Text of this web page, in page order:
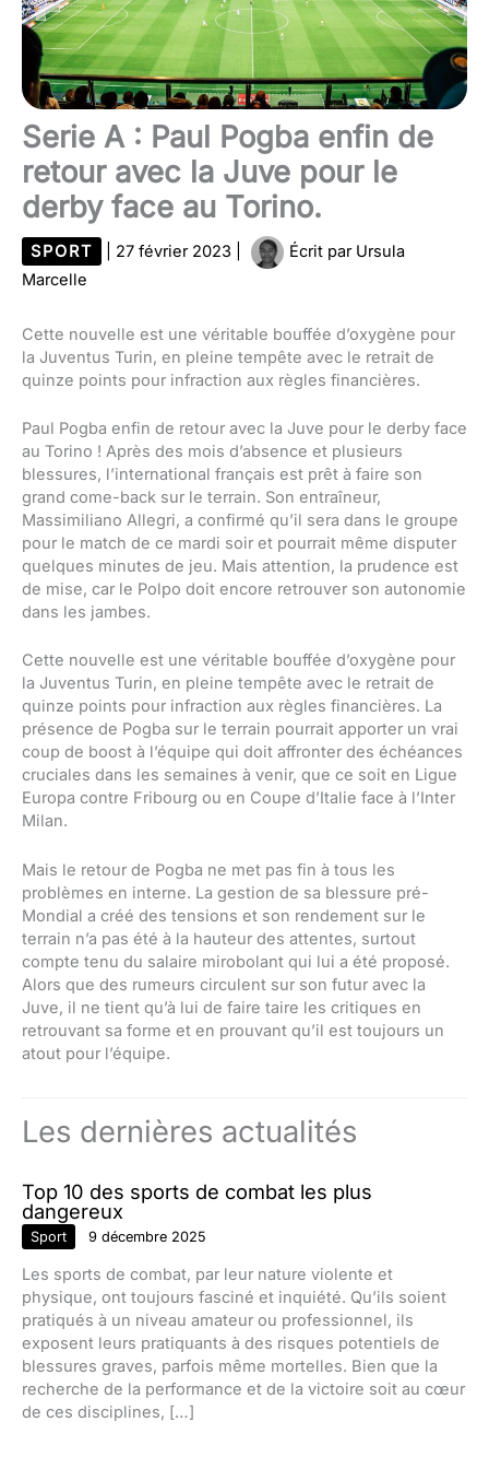
Serie A : Paul Pogba enfin de
retour avec la Juve pour le
derby face au Torino.
SPORT 27 février 2023 Écrit par Ursula
Marcelle
Cette nouvelle est une véritable bouffée d’oxygène pour
la Juventus Turin, en pleine tempête avec le retrait de
quinze points pour infraction aux règles financières.
Paul Pogba enfin de retour avec la Juve pour le derby face
au Torino ! Après des mois d’absence et plusieurs
blessures, l’international français est prêt à faire son
grand come-back sur le terrain. Son entraîneur,
Massimiliano Allegri, a confirmé qu’il sera dans le groupe
pour le match de ce mardi soir et pourrait même disputer
quelques minutes de jeu. Mais attention, la prudence est
de mise, car le Polpo doit encore retrouver son autonomie
dans les jambes.
Cette nouvelle est une véritable bouffée d’oxygène pour
la Juventus Turin, en pleine tempête avec le retrait de
quinze points pour infraction aux règles financières. La
présence de Pogba sur le terrain pourrait apporter un vrai
coup de boost à l’équipe qui doit affronter des échéances
cruciales dans les semaines à venir, que ce soit en Ligue
Europa contre Fribourg ou en Coupe d’Italie face à l’Inter
Milan.
Mais le retour de Pogba ne met pas fin à tous les
problèmes en interne. La gestion de sa blessure pré-
Mondial a créé des tensions et son rendement sur le
terrain n’a pas été à la hauteur des attentes, surtout
compte tenu du salaire mirobolant qui lui a été proposé.
Alors que des rumeurs circulent sur son futur avec la
Juve, il ne tient qu’à lui de faire taire les critiques en
retrouvant sa forme et en prouvant qu’il est toujours un
atout pour l’équipe.
Les dernières actualités
Top 10 des sports de combat les plus
dangereux
Sport 9 décembre 2025
Les sports de combat, par leur nature violente et
physique, ont toujours fasciné et inquiété. Qu’ils soient
pratiqués à un niveau amateur ou professionnel, ils
exposent leurs pratiquants à des risques potentiels de
blessures graves, parfois même mortelles. Bien que la
recherche de la performance et de la victoire soit au cœur
de ces disciplines, […]